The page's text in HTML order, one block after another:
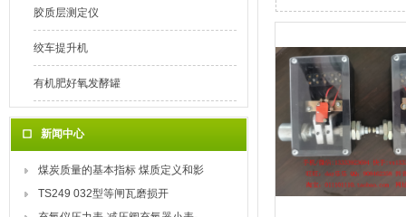
胶质层测定仪
绞车提升机
有机肥好氧发酵罐
新闻中心
煤炭质量的基本指标 煤质定义和影
TS249 032型等闸瓦磨损开